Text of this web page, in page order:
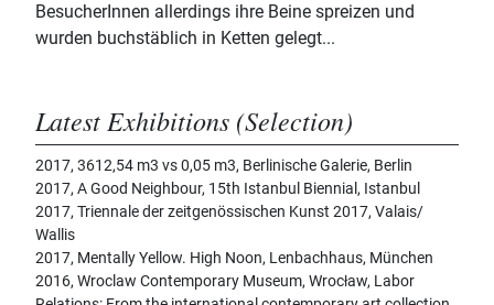
BesucherInnen allerdings ihre Beine spreizen und
wurden buchstäblich in Ketten gelegt...
Latest Exhibitions (Selection)
2017, 3612,54 m3 vs 0,05 m3, Berlinische Galerie, Berlin
2017, A Good Neighbour, 15th Istanbul Biennial, Istanbul
2017, Triennale der zeitgenössischen Kunst 2017, Valais/
Wallis
2017, Mentally Yellow. High Noon, Lenbachhaus, München
2016, Wroclaw Contemporary Museum, Wrocław, Labor